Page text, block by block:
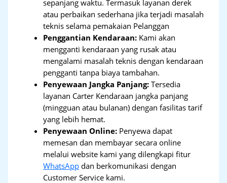
sepanjang waktu. Termasuk layanan derek
atau perbaikan sederhana jika terjadi masalah
teknis selama pemakaian Pelanggan
Penggantian Kendaraan: Kami akan
mengganti kendaraan yang rusak atau
mengalami masalah teknis dengan kendaraan
pengganti tanpa biaya tambahan.
Penyewaan Jangka Panjang: Tersedia
layanan Carter Kendaraan jangka panjang
(mingguan atau bulanan) dengan fasilitas tarif
yang lebih hemat.
Penyewaan Online: Penyewa dapat
memesan dan membayar secara online
melalui website kami yang dilengkapi fitur
WhatsApp dan berkomunikasi dengan
Customer Service kami.